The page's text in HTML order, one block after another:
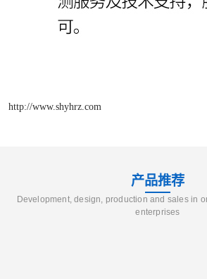
http://www.shyhrz.com
产品推荐
Development, design, production and sales in
enterprises